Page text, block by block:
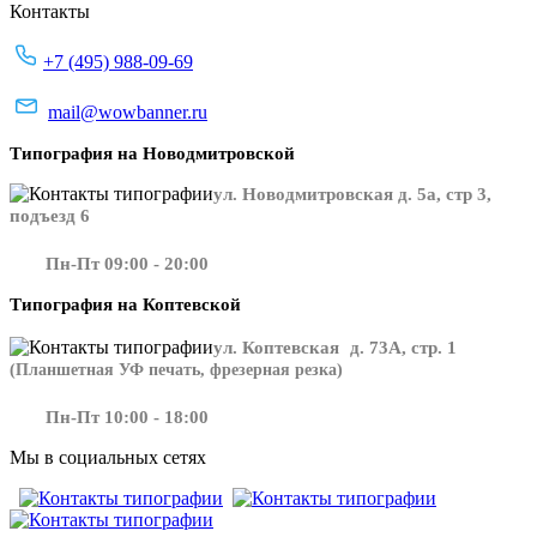
Контакты
+7 (495) 988-09-69
mail@wowbanner.ru
Типография на Новодмитровской
ул. Новодмитровская д. 5а, стр 3,
подъезд 6
Пн-Пт 09:00 - 20:00
Типография на Коптевской
ул. Коптевская д. 73А, стр. 1
(Планшетная УФ печать, фрезерная резка)
Пн-Пт 10:00 - 18:00
Мы в социальных сетях